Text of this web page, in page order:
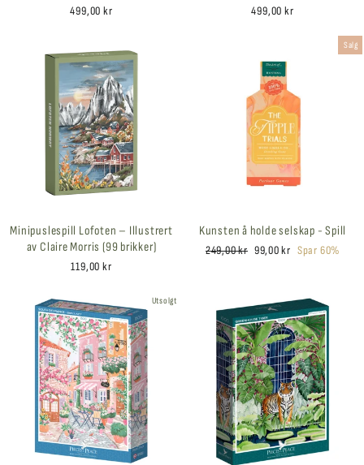
499,00 kr 499,00 kr
Minipuslespill Lofoten – Illustrert
av Claire Morris (99 brikker)
119,00 kr
Salg
Kunsten å holde selskap - Spill
Ordinær
249,00 kr Salgspris
99,00 kr Spar 60%
Utsolgt